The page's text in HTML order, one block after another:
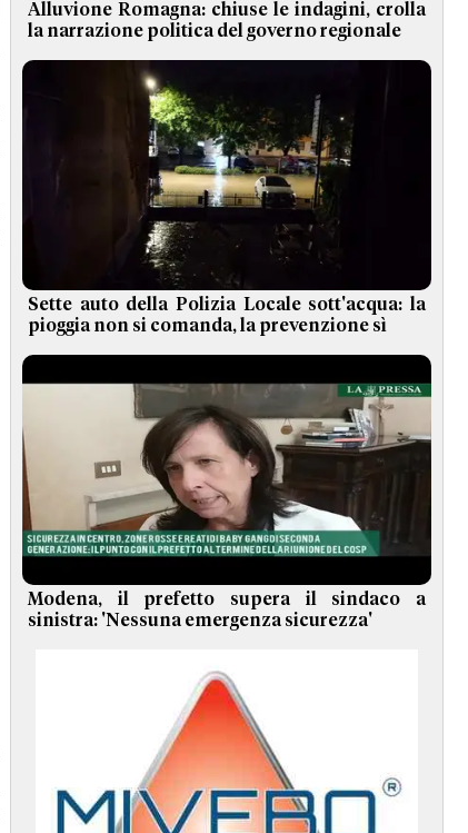
Alluvione Romagna: chiuse le indagini, crolla
la narrazione politica del governo regionale
Sette auto della Polizia Locale sott'acqua: la
pioggia non si comanda, la prevenzione sì
Modena, il prefetto supera il sindaco a
sinistra: 'Nessuna emergenza sicurezza'